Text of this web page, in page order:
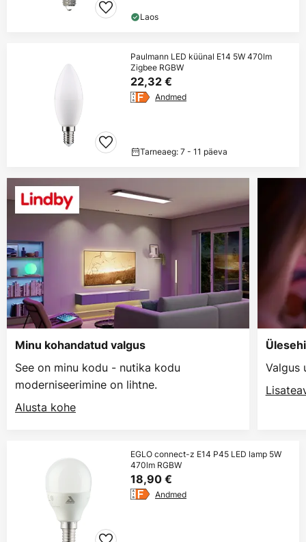
Laos
Paulmann LED küünal E14 5W 470lm
Zigbee RGBW
22,32 €
Andmed
Tarneaeg: 7 - 11 päeva
Minu kohandatud valgus
See on minu kodu - nutika kodu
moderniseerimine on lihtne.
Alusta kohe
Valgus
EGLO connect-z E14 P45 LED lamp 5W
470lm RGBW
18,90 €
Andmed